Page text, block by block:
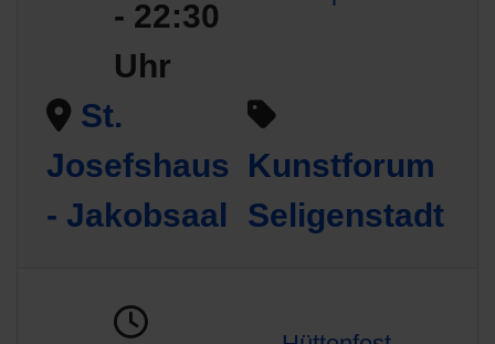
- 22:30
Uhr
St.
Josefshaus
- Jakobsaal
Kunstforum
Seligenstadt